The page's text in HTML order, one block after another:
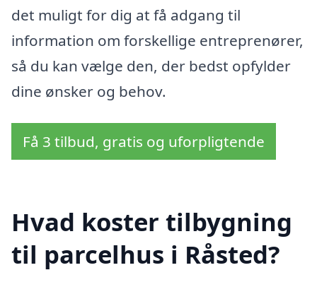
det muligt for dig at få adgang til
information om forskellige entreprenører,
så du kan vælge den, der bedst opfylder
dine ønsker og behov.
Få 3 tilbud, gratis og uforpligtende
Hvad koster tilbygning
til parcelhus i Råsted?